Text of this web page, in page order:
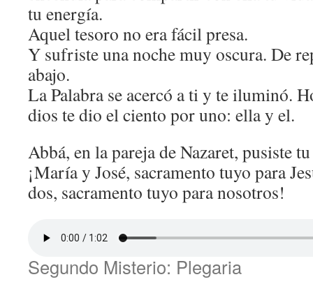
tu energía.
Aquel tesoro no era fácil presa.
Y sufriste una noche muy oscura. De
abajo.
La Palabra se acercó a ti y te iluminó.
dios te dio el ciento por uno: ella y el.
Abbá, en la pareja de Nazaret, pusiste
¡María y José, sacramento tuyo para
dos, sacramento tuyo para nosotros!
Segundo Misterio: Plegaria